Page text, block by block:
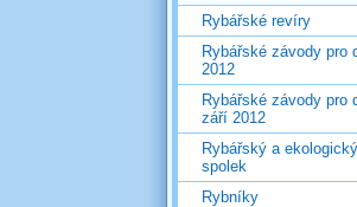
Rybářské revíry
Rybářské závody pro
2012
Rybářské závody pro
září 2012
Rybářský a ekologický
spolek
Rybníky